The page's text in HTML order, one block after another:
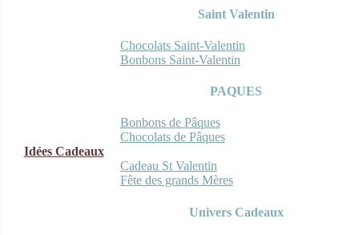
Saint Valentin
Chocolats Saint-Valentin
Bonbons Saint-Valentin
PAQUES
Bonbons de Pâques
Chocolats de Pâques
Idées Cadeaux
Cadeau St Valentin
Fête des grands Mères
Univers Cadeaux